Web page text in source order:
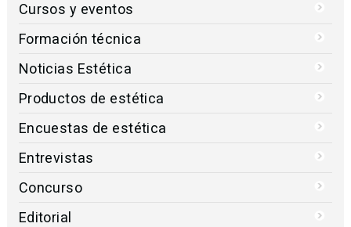
Cursos y eventos
Formación técnica
Noticias Estética
Productos de estética
Encuestas de estética
Entrevistas
Concurso
Editorial